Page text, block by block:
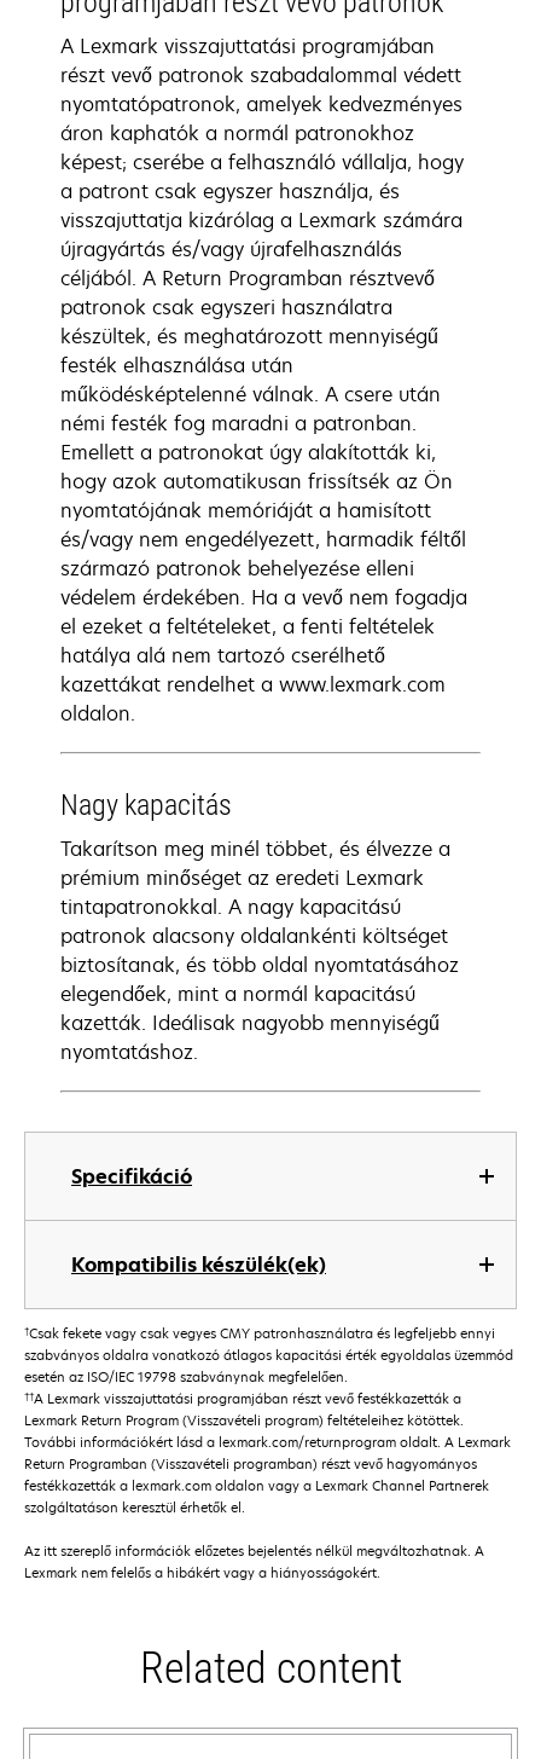
Specifikáció
Kompatibilis készülék(ek)
A Lexmark visszajuttatási programjában
részt vevő patronok szabadalommal védett
nyomtatópatronok, amelyek kedvezményes
áron kaphatók a normál patronokhoz
képest; cserébe a felhasználó vállalja, hogy
a patront csak egyszer használja, és
visszajuttatja kizárólag a Lexmark számára
újragyártás és/vagy újrafelhasználás
céljából. A Return Programban résztvevő
patronok csak egyszeri használatra
készültek, és meghatározott mennyiségű
festék elhasználása után
működésképtelenné válnak. A csere után
némi festék fog maradni a patronban.
Emellett a patronokat úgy alakították ki,
hogy azok automatikusan frissítsék az Ön
nyomtatójának memóriáját a hamisított
és/vagy nem engedélyezett, harmadik féltől
származó patronok behelyezése elleni
védelem érdekében. Ha a vevő nem fogadja
el ezeket a feltételeket, a fenti feltételek
hatálya alá nem tartozó cserélhető
kazettákat rendelhet a www.lexmark.com
oldalon.
Nagy kapacitás
Takarítson meg minél többet, és élvezze a
prémium minőséget az eredeti Lexmark
tintapatronokkal. A nagy kapacitású
patronok alacsony oldalankénti költséget
biztosítanak, és több oldal nyomtatásához
elegendőek, mint a normál kapacitású
kazetták. Ideálisak nagyobb mennyiségű
nyomtatáshoz.
†Csak fekete vagy csak vegyes CMY patronhasználatra és legfeljebb ennyi
szabványos oldalra vonatkozó átlagos kapacitási érték egyoldalas üzemmód
esetén az ISO/IEC 19798 szabványnak megfelelően.
††A Lexmark visszajuttatási programjában részt vevő festékkazetták a
Lexmark Return Program (Visszavételi program) feltételeihez kötöttek.
További információkért lásd a lexmark.com/returnprogram oldalt. A Lexmark
Return Programban (Visszavételi programban) részt vevő hagyományos
festékkazetták a lexmark.com oldalon vagy a Lexmark Channel Partnerek
szolgáltatáson keresztül érhetők el.
Az itt szereplő információk előzetes bejelentés nélkül megváltozhatnak. A
Lexmark nem felelős a hibákért vagy a hiányosságokért.
Related content